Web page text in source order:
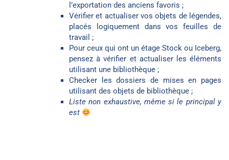
l’exportation des anciens favoris ;
Vérifier et actualiser vos objets de légendes,
placés logiquement dans vos feuilles de
travail ;
Pour ceux qui ont un étage Stock ou Iceberg,
pensez à vérifier et actualiser les éléments
utilisant une bibliothèque ;
Checker les dossiers de mises en pages
utilisant des objets de bibliothèque ;
Liste non exhaustive, même si le principal y
est